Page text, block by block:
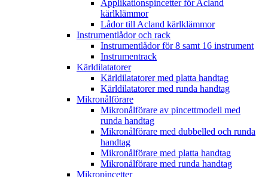
Applikationspincetter för Acland
kärlklämmor
Lådor till Acland kärlklämmor
Instrumentlådor och rack
Instrumentlådor för 8 samt 16 instrument
Instrumentrack
Kärldilatatorer
Kärldilatatorer med platta handtag
Kärldilatatorer med runda handtag
Mikronålförare
Mikronålförare av pincettmodell med
runda handtag
Mikronålförare med dubbelled och runda
handtag
Mikronålförare med platta handtag
Mikronålförare med runda handtag
Mikropincetter